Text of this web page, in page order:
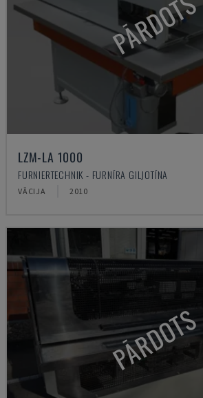
PĀRDOTS
LZM-LA 1000
FURNIERTECHNIK - FURNĪRA GILJOTĪNA
VĀCIJA 2010
PĀRDOTS